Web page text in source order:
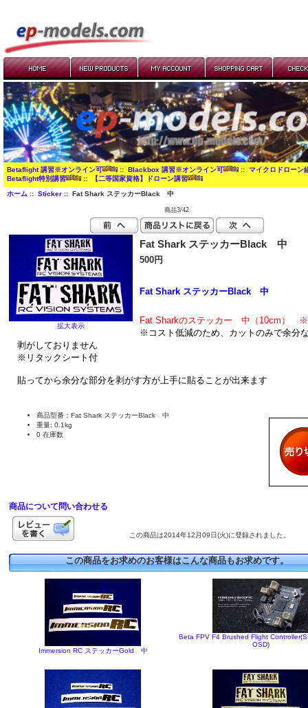
Betaflight 講習※オンライン可 :: Blackbox 講習※オンライン可 :: マイクロドローン
Betaflight特別講習
:: 【二等国家資格】ドローン講習
ホーム:: Sticker:: Fat Shark ステッカーBlack 中
商品3/42
拡大表示
Fat Shark ステッカーBlack 中
500円
Fat Shark ステッカーBlack 中
Fat Sharkのステッカー 中（10cm）
※コスト低減のため、カットのみで余分
剥がしておりません
※リタックシート付
貼ってから余分な部分を剥がす方が上手に貼ることが出来ます
商品型番：Fat Shark ステッカーBlack 中
重量: 0.1kg
0 在庫数
商品について問い合わせる
この商品は2014年12月09日(火)に登録されました。
この商品をお求めのお客様はこんな商品もお求めです。
Immersion RC ステッカーGold 中
Beta FPV F4 Brushed Flight
OSD)